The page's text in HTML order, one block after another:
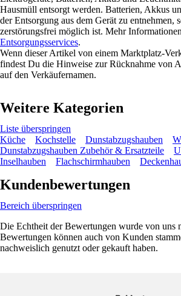
Hausmüll entsorgt werden. Batterien, Akkus
der Entsorgung aus dem Gerät zu entnehmen,
zerstörungsfrei möglich ist. Mehr
Entsorgungsservices.
Wenn dieser Artikel von einem Marktplatz-
findest Du die Hinweise zur Rücknahme von
auf den Verkäufernamen.
Weitere Kategorien
Liste überspringen
Küche
Kochstelle Dunstabzugshauben
Dunstabzugshauben Zubehör & Ersatzteile
Inselhauben
Flachschirmhauben
Kundenbewertungen
Bereich überspringen
Die Echtheit der Bewertungen wurde von uns
Bewertungen können auch von Kunden
nachweislich genutzt oder gekauft haben.